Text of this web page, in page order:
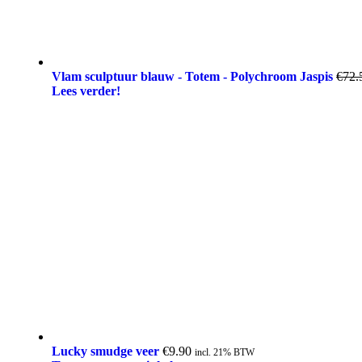
Vlam sculptuur blauw - Totem - Polychroom Jaspis €
Lees verder!
Lucky smudge veer €9.90 incl. 21% BTW